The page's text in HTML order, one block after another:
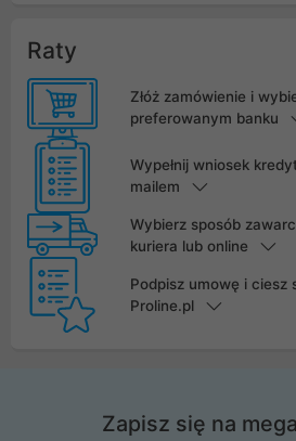
Raty
Złóż zamówienie i
preferowanym banku
Wypełnij wniosek
mailem
Wybierz sposób
kuriera lub online
Podpisz umowę i ciesz
Proline.pl
Zapisz się na